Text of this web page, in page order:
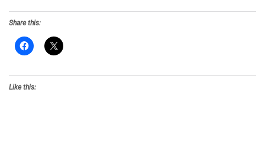
Share this:
Like this: